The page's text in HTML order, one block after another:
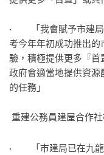
· 「我會賦予市建局
考今年年初成功推出
驗，積極提供更多『首
政府會適當地提供資
的任務」
重建公務員建屋合作
· 「市建局已在九龍